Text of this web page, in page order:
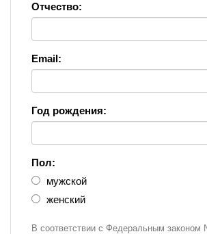
Отчество:
Email:
Год рождения:
Пол:
мужской
женский
В соответствии с Федеральным